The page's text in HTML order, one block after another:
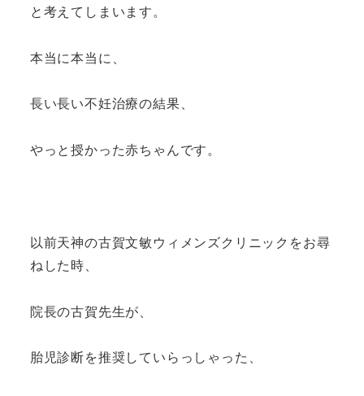
と考えてしまいます。
本当に本当に、
長い長い不妊治療の結果、
やっと授かった赤ちゃんです。
以前天神の古賀文敏ウィメンズクリニックをお尋
ねした時、
院長の古賀先生が、
胎児診断を推奨していらっしゃった、